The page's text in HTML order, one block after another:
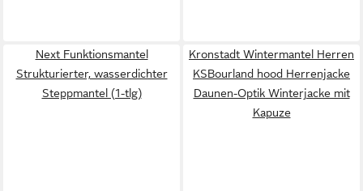
Next Funktionsmantel
Strukturierter, wasserdichter
Steppmantel (1-tlg)
Kronstadt Wintermantel Herren
KSBourland hood Herrenjacke
Daunen-Optik Winterjacke mit
Kapuze